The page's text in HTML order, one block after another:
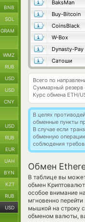
BaksMan
Buy-Bitcoin
CoinsBlack
W-Box
Dynasty-Pay
Сатоши
Всего по
Суммарный резерв
Курс обмена ETH/
В целях
обменные пункты
В случае если
обменную
соблюдения
Обмен
В таблице вы
обмен
особое внимание
мгновенно
мышкой на строку
обменом валюты,
BNB
SOL
GRAM
WMZ
RUB
USD
USD
CNY
USD
RUB
EUR
UAH
BYN
KZT
RUB
USD